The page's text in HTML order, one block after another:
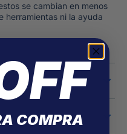
se cambian en menos
herramientas ni la ayuda
COMPRA